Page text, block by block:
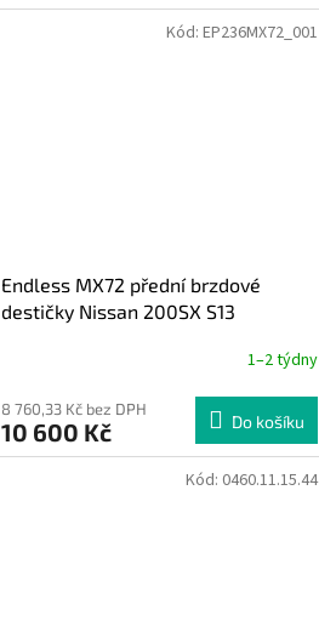
Endless MX72 přední brzdové
destičky Nissan 200SX S13
1–2 týdny
8 760,33 Kč bez DPH
10 600 Kč Do košíku
Kód: EP236MX72_001
Kód: 0460.11.15.44